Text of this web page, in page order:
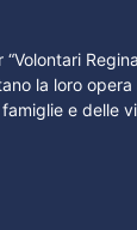
la loro
e delle